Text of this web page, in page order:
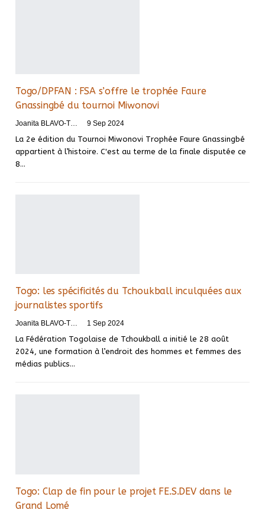
Togo/DPFAN : FSA s’offre le trophée Faure
Gnassingbé du tournoi Miwonovi
Joanita BLAVO-TSRI 9 Sep 2024
La 2e édition du Tournoi Miwonovi Trophée Faure Gnassingbé
appartient à l’histoire. C'est au terme de la finale disputée ce
8…
Togo: les spécificités du Tchoukball inculquées aux
journalistes sportifs
Joanita BLAVO-TSRI 1 Sep 2024
La Fédération Togolaise de Tchoukball a initié le 28 août
2024, une formation à l’endroit des hommes et femmes des
médias publics…
Togo: Clap de fin pour le projet FE.S.DEV dans le
Grand Lomé